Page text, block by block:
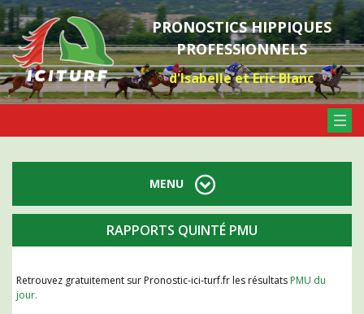
PRONOSTICS HIPPIQUES
PROFESSIONNELS
d'Isabelle et Eric Blanc
RAPPORTS QUINTÉ PMU
Retrouvez gratuitement sur Pronostic-ici-turf.fr les résultats PMU du
jour.
MENU